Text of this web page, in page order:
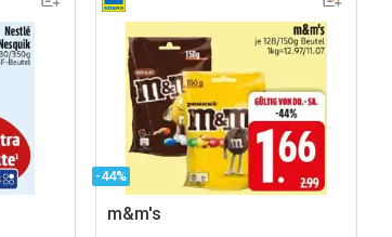
-44%
m&m's